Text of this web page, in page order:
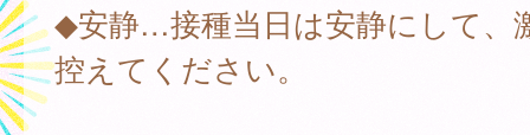
◆安静…接種当日は安静にして、
控えてください。